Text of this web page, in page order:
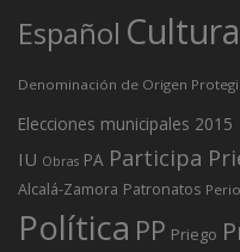
Español Cultura
Denominación de Origen
Elecciones municipales 2015
IU Obras PA Participa
Alcalá-Zamora Patronatos
Política PP Priego